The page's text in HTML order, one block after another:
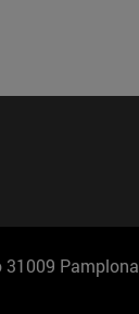
31009 Pamplona